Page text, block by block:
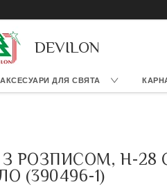
DEVILON
АКСЕСУАРИ ДЛЯ СВЯТА
РОЗПИСОМ, H-28
(390496-1)